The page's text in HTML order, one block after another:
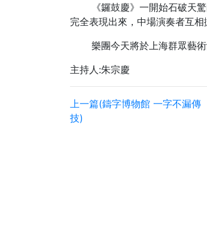
《鑼鼓慶》一開始石破天驚
完全表現出來，中場演奏者互
樂團今天將於上海群眾藝術
主持人:朱宗慶
上一篇(鑄字博物館 一字不漏傳
技)